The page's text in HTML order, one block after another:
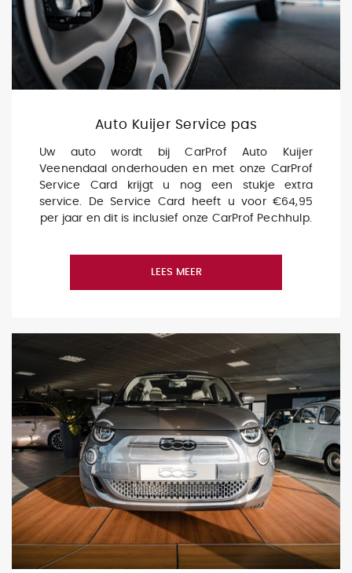
Auto Kuijer Service pas
Uw auto wordt bij CarProf Auto Kuijer
Veenendaal onderhouden en met onze CarProf
Service Card krijgt u nog een stukje extra
service. De Service Card heeft u voor €64,95
per jaar en dit is inclusief onze CarProf Pechhulp.
LEES MEER